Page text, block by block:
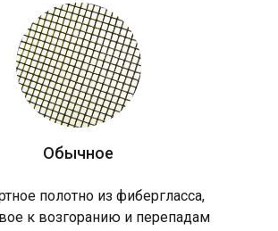
Обычное
полотно из фибергласса,
к возгоранию и перепадам